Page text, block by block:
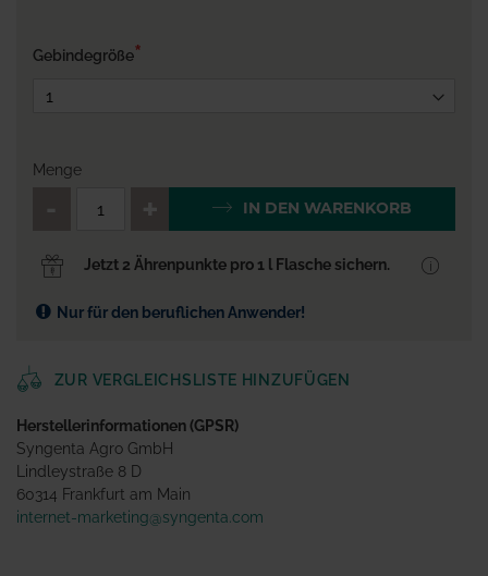
Gebindegröße
Menge
QTY_CONTROL_DECREASE
IN DEN WARENKORB
Jetzt 2 Ährenpunkte pro 1 l Flasche sichern.
Nur für den beruflichen Anwender!
ZUR VERGLEICHSLISTE HINZUFÜGEN
Herstellerinformationen (GPSR)
Syngenta Agro GmbH
Lindleystraße 8 D
60314 Frankfurt am Main
internet-marketing@syngenta.com